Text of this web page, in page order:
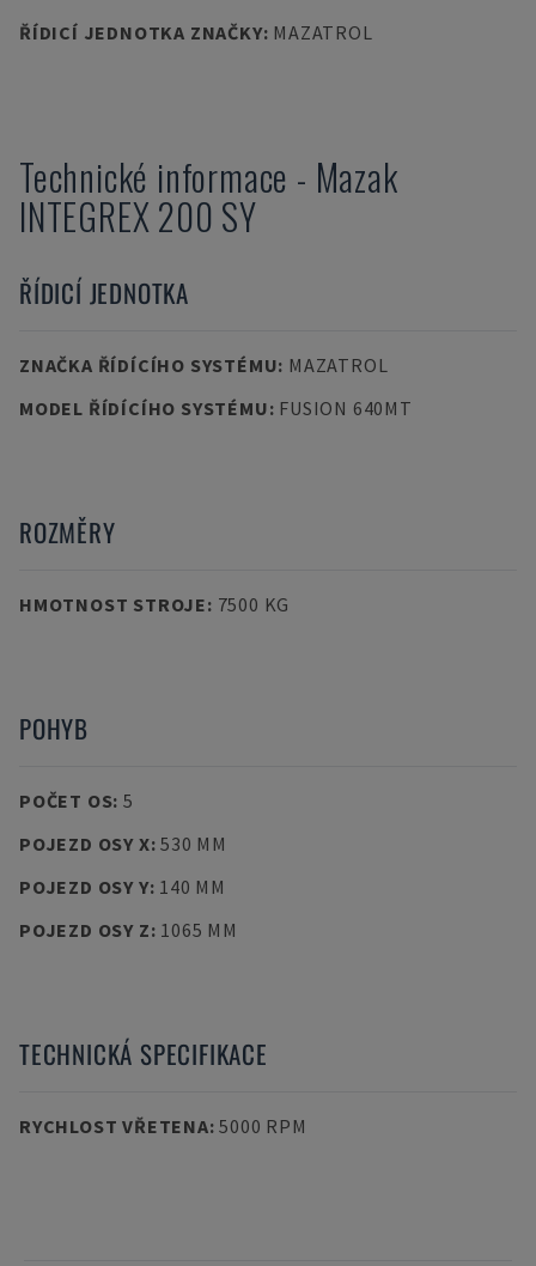
ŘÍDICÍ JEDNOTKA ZNAČKY: MAZATROL
Technické informace - Mazak
INTEGREX 200 SY
ŘÍDICÍ JEDNOTKA
ZNAČKA ŘÍDÍCÍHO SYSTÉMU: MAZATROL
MODEL ŘÍDÍCÍHO SYSTÉMU: FUSION 640MT
ROZMĚRY
HMOTNOST STROJE: 7500 KG
POHYB
POČET OS: 5
POJEZD OSY X:530 MM
POJEZD OSY Y: 140 MM
POJEZD OSY Z: 1065 MM
TECHNICKÁ SPECIFIKACE
RYCHLOST VŘETENA:5000 RPM